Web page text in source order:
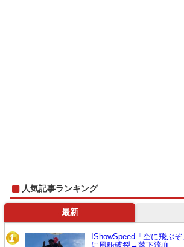
人気記事ランキング
最新
1
IShowSpeed「空に飛ぶ
に風船破裂→落下流血